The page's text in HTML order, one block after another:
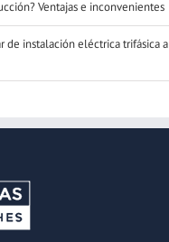
Ventajas e inconvenientes
de instalación eléctrica trifásica a